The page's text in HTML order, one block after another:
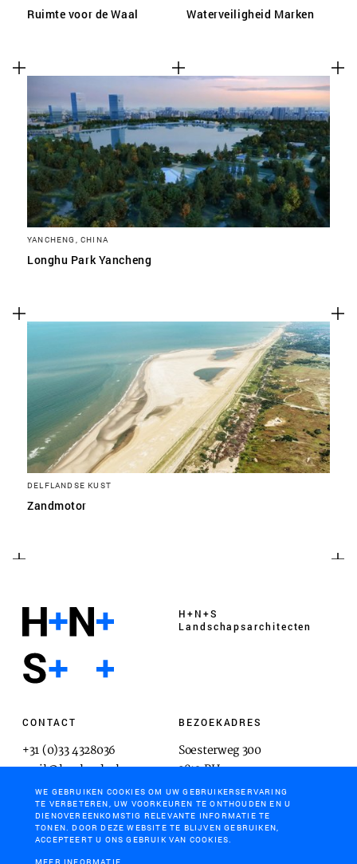
Ruimte voor de Waal Waterveiligheid Marken
YANCHENG, CHINA
Longhu Park Yancheng
DELFLANDSE KUST
Zandmotor
H+N+S
Landschaps­architecten
CONTACT
+31 (0)33 4328036
mail@hnsland.nl
BEZOEKADRES
Soesterweg 300
3812 BH
Amersfoort
POSTADRES
WE GEBRUIKEN COOKIES OM UW GEBRUIKERSERVARING
TE VERBETEREN, UW VOORKEUREN TE ONTHOUDEN EN U
DIENOVEREENKOMSTIG RELEVANTE INFORMATIE TE
TONEN. DOOR DEZE WEBSITE TE BLIJVEN GEBRUIKEN,
ACCEPTEERT U ONS GEBRUIK VAN COOKIES.
MEER INFORMATIE